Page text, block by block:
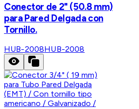
Conector de 2" (50.8 mm)
para Pared Delgada con
Tornillo.
HUB-2008HUB-2008